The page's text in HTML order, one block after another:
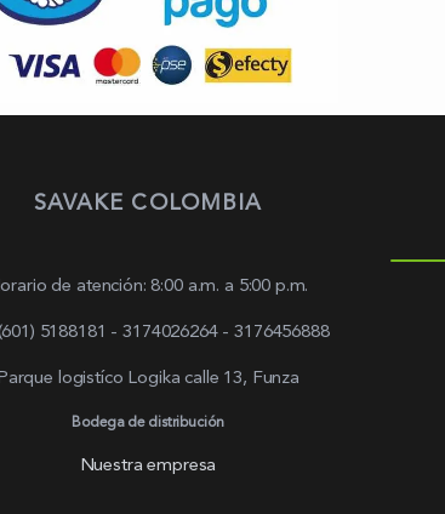
SAVAKE COLOMBIA
de atención: 8:00 a.m. a 5:00 p.m.
5188181 - 3174026264 - 3176456888
logistíco Logika calle 13, Funza
Bodega de distribución
Nuestra empresa